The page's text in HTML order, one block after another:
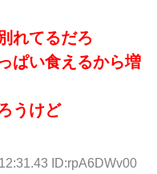
れてるだろ
ぱい食えるから増
うけど
ID:rpA6DWv00